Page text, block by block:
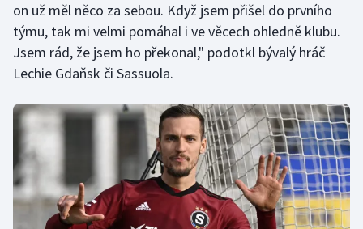
Ragby
Rychlobruslení
Rychlostní kanoistika
Sportovní střelba
Stolní tenis
on už měl něco za sebou. Když jsem přišel do prvního
týmu, tak mi velmi pomáhal i ve věcech ohledně klubu.
Jsem rád, že jsem ho překonal," podotkl bývalý hráč
Lechie Gdaňsk či Sassuola.